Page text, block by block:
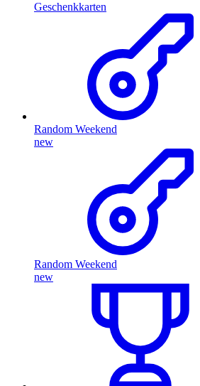
Geschenkkarten
Random Weekend
new
Random Weekend
new